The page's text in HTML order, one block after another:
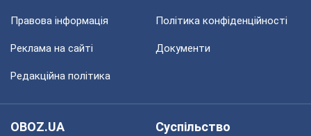
Правова інформація Політика конфіденційності
Реклама на сайті Документи
Редакційна політика
OBOZ.UA
Суспільство